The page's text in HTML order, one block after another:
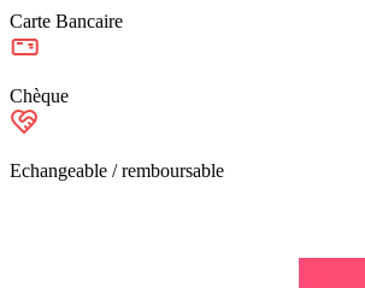
Carte Bancaire
Chèque
Echangeable / remboursable